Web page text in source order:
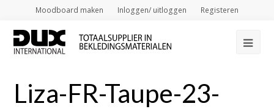
Moodboard maken Inloggen/ uitloggen Registeren
Liza-FR-Taupe-23-